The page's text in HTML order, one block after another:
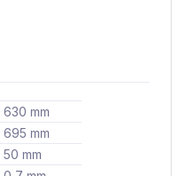
630 mm
695 mm
50 mm